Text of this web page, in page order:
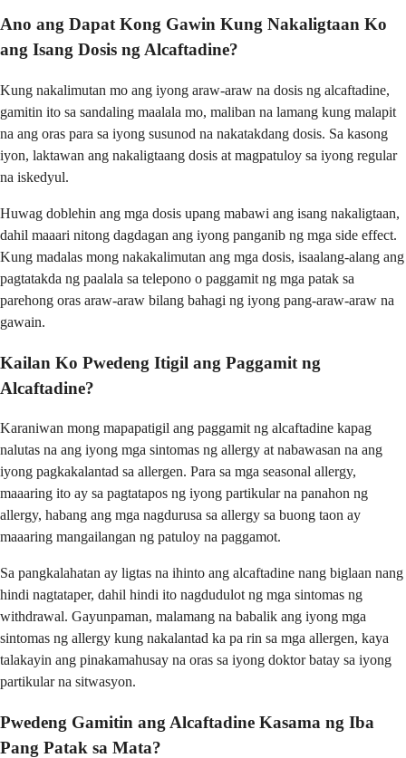
Ano ang Dapat Kong Gawin Kung Nakaligtaan Ko
ang Isang Dosis ng Alcaftadine?
Kung nakalimutan mo ang iyong araw-araw na dosis ng alcaftadine,
gamitin ito sa sandaling maalala mo, maliban na lamang kung malapit
na ang oras para sa iyong susunod na nakatakdang dosis. Sa kasong
iyon, laktawan ang nakaligtaang dosis at magpatuloy sa iyong regular
na iskedyul.
Huwag doblehin ang mga dosis upang mabawi ang isang nakaligtaan,
dahil maaari nitong dagdagan ang iyong panganib ng mga side effect.
Kung madalas mong nakakalimutan ang mga dosis, isaalang-alang ang
pagtatakda ng paalala sa telepono o paggamit ng mga patak sa
parehong oras araw-araw bilang bahagi ng iyong pang-araw-araw na
gawain.
Kailan Ko Pwedeng Itigil ang Paggamit ng
Alcaftadine?
Karaniwan mong mapapatigil ang paggamit ng alcaftadine kapag
nalutas na ang iyong mga sintomas ng allergy at nabawasan na ang
iyong pagkakalantad sa allergen. Para sa mga seasonal allergy,
maaaring ito ay sa pagtatapos ng iyong partikular na panahon ng
allergy, habang ang mga nagdurusa sa allergy sa buong taon ay
maaaring mangailangan ng patuloy na paggamot.
Sa pangkalahatan ay ligtas na ihinto ang alcaftadine nang biglaan nang
hindi nagtataper, dahil hindi ito nagdudulot ng mga sintomas ng
withdrawal. Gayunpaman, malamang na babalik ang iyong mga
sintomas ng allergy kung nakalantad ka pa rin sa mga allergen, kaya
talakayin ang pinakamahusay na oras sa iyong doktor batay sa iyong
partikular na sitwasyon.
Pwedeng Gamitin ang Alcaftadine Kasama ng Iba
Pang Patak sa Mata?